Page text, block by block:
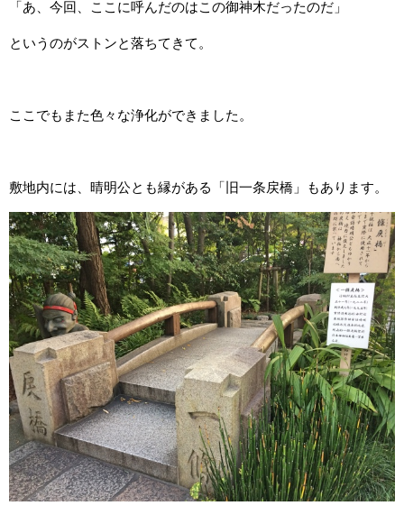
「あ、今回、ここに呼んだのはこの御神木だったのだ」
というのがストンと落ちてきて。
ここでもまた色々な浄化ができました。
敷地内には、晴明公とも縁がある「旧一条戻橋」もあります。